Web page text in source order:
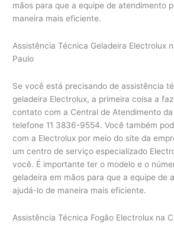
mãos para que a equipe de atendimento
maneira mais eficiente.
Assistência Técnica Geladeira Electrolux
Paulo
Se você está precisando de assistência
geladeira Electrolux, a primeira coisa a
contato com a Central de Atendimento
telefone 11 3836-9554. Você também
com a Electrolux por meio do site da
um centro de serviço especializado
você. É importante ter o modelo e o
geladeira em mãos para que a equipe de
ajudá-lo de maneira mais eficiente.
Assistência Técnica Fogão Electrolux na